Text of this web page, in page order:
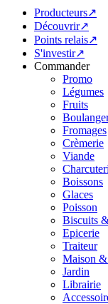
Producteurs↗
Découvrir↗
Points relais↗
S'investir↗
Commander
Promo
Légumes
Fruits
Fromages
Crèmerie
Viande
Boissons
Glaces
Poisson
Biscuits
Epicerie
Traiteur
Maison
Jardin
Librairie